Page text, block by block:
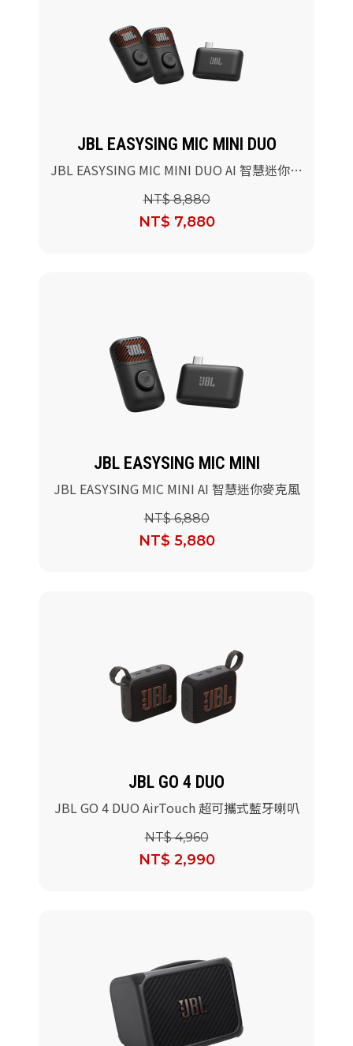
JBL EASYSING MIC MINI DUO
JBL EASYSING MIC MINI DUO AI 智慧迷你麥
NT$ 8,880
NT$ 7,880
JBL EASYSING MIC MINI
JBL EASYSING MIC MINI AI 智慧迷你麥克風
NT$ 6,880
NT$ 5,880
JBL GO 4 DUO
JBL GO 4 DUO AirTouch 超可攜式藍牙喇叭
NT$ 4,960
NT$ 2,990